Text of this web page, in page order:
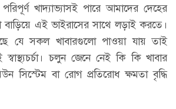
খাদ্যাভ্যাসই পারে আমাদের দেহের
বাড়িয়ে এই ভাইরাসের সাথে লড়াই করতে।
যে সকল খাবারগুলো পাওয়া যায় তাই
চলুন জেনে নেই কি কি খাবার
সিস্টেম বা রোগ প্রতিরোধ ক্ষমতা বৃদ্ধি